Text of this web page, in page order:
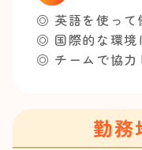
◎ 英語を使って
◎ 国際的な環境
◎ チームで協力
勤務